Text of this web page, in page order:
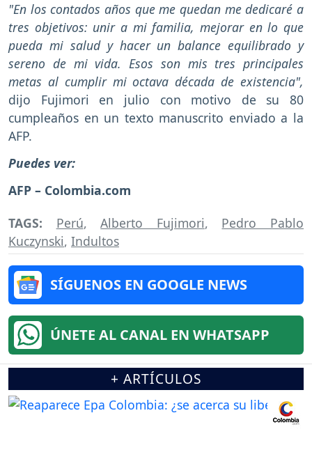
"En los contados años que me quedan me dedicaré a
tres objetivos: unir a mi familia, mejorar en lo que
pueda mi salud y hacer un balance equilibrado y
sereno de mi vida. Esos son mis tres principales
metas al cumplir mi octava década de existencia",
dijo Fujimori en julio con motivo de su 80
cumpleaños en un texto manuscrito enviado a la
AFP.
Puedes ver:
AFP – Colombia.com
TAGS: Perú,Alberto Fujimori, Pedro Pablo
Kuczynski, Indultos
SÍGUENOS EN GOOGLE NEWS
ÚNETE AL CANAL EN WHATSAPP
+ ARTÍCULOS